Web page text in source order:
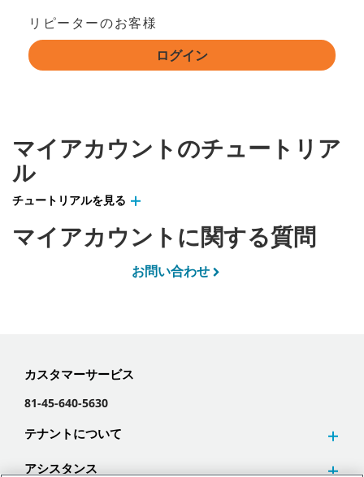
リピーターのお客様
ログイン
マイアカウントのチュートリア
ル
チュートリアルを見る
マイアカウントに関する質問
お問い合わせ
カスタマーサービス
81-45-640-5630
テナントについて
アシスタンス